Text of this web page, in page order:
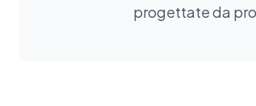
progettate da